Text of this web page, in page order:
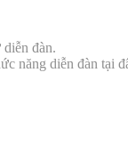
đàn.
năng diễn đàn tại